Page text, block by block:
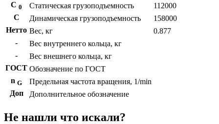
С 0 Статическая грузоподъемность
112000
C
Динамическая грузоподъемность
158000
Нетто Вес, кг
0.877
-
Вес внутреннего кольца, кг
-
Вес внешнего кольца, кг
ГОСТ Обозначение по ГОСТ
n G
Предельная частота вращения, 1/min
Доп
Дополнительное обозначение
Не нашли что искали?